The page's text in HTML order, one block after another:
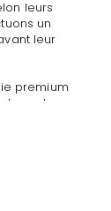
leurs
un
leur
premium